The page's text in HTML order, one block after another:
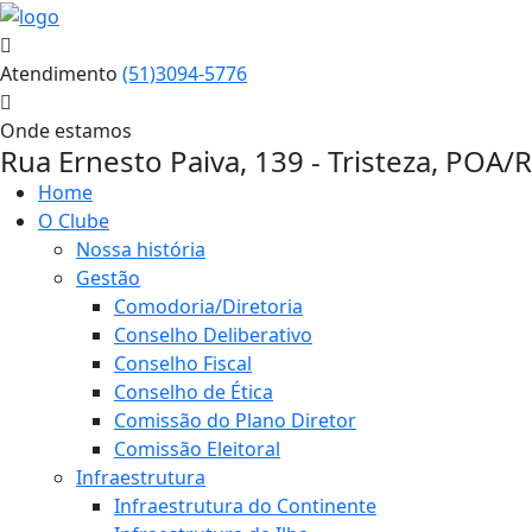
Atendimento (51)3094-5776
Onde estamos
Rua Ernesto Paiva, 139 - Tristeza, POA/
Home
O Clube
Nossa história
Gestão
Comodoria/Diretoria
Conselho Deliberativo
Conselho Fiscal
Conselho de Ética
Comissão do Plano Diretor
Comissão Eleitoral
Infraestrutura
Infraestrutura do Continente